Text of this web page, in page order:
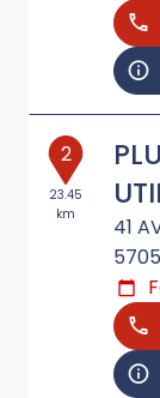
2
23.45
km
41